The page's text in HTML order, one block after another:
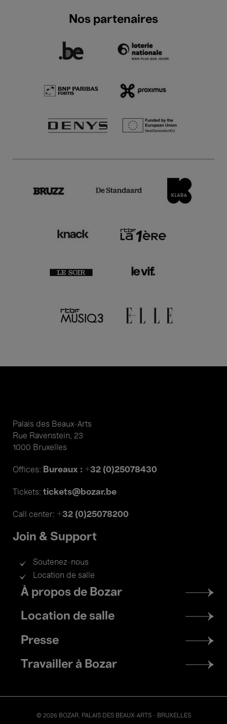
Nos partenaires
Palais des Beaux-Arts
Rue Ravenstein, 23
1000 Bruxelles
Offices: Bureaux : +32 (0)25078430
Tickets: tickets@bozar.be
Call center: +32 (0)25078200
Join & Support
Soutenez-nous
Location de salle
Footer
menu
À propos de Bozar
Location de salle
Presse
Travailler à Bozar
© 2026 BOZAR. PALAIS DES BEAUX-ARTS - BRUXELLES